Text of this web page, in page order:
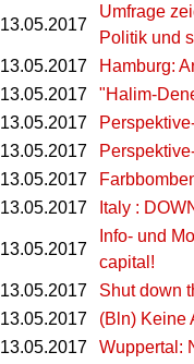
13.05.2017
Umfrage
Politik und
13.05.2017
Hamburg:
13.05.2017
"Halim-
13.05.2017
13.05.2017
13.05.2017
13.05.2017 Italy :
13.05.2017
Info- und
capital!
13.05.2017
Shut down
13.05.2017
(Bln) Keine
13.05.2017
Wuppertal: